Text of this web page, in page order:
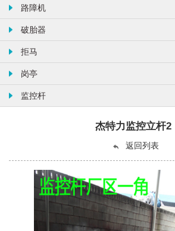
路障机
破胎器
拒马
岗亭
监控杆
杰特力监控立杆2
返回列表